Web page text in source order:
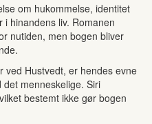
om hukommelse, identitet
hinandens liv. Romanen
nutiden, men bogen bliver
Hustvedt, er hendes evne
menneskelige. Siri
bestemt ikke gør bogen